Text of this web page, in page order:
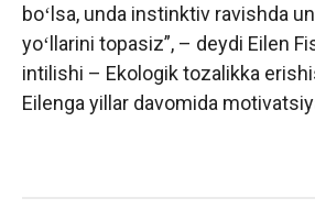
boʻlsa, unda instinktiv ravishda
yoʻllarini topasiz”, – deydi Eilen
intilishi – Ekologik tozalikka
Eilenga yillar davomida